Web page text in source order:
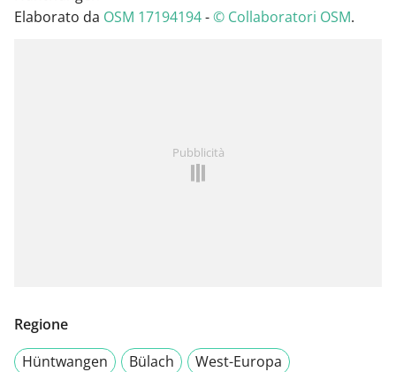
Elaborato da OSM 17194194-© Collaboratori OSM.
Pubblicità
Regione
Hüntwangen
Bülach
West-Europa